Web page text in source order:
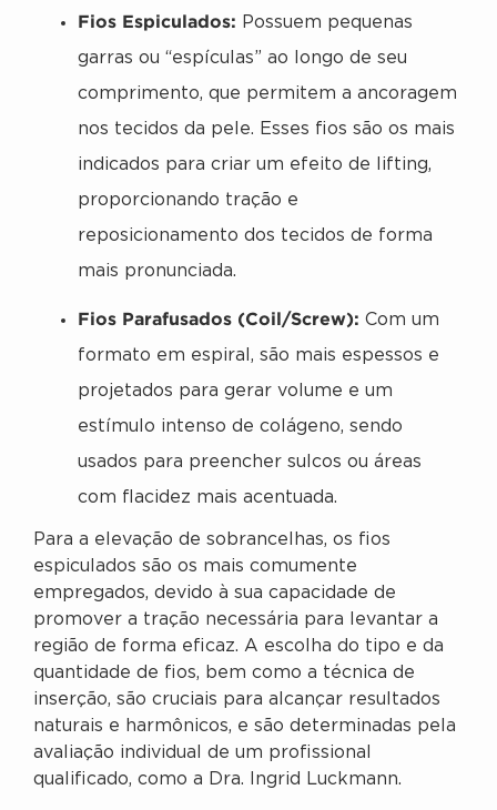
Fios Espiculados: Possuem pequenas
garras ou “espículas” ao longo de seu
comprimento, que permitem a ancoragem
nos tecidos da pele. Esses fios são os mais
indicados para criar um efeito de lifting,
proporcionando tração e
reposicionamento dos tecidos de forma
mais pronunciada.
Fios Parafusados (Coil/Screw): Com um
formato em espiral, são mais espessos e
projetados para gerar volume e um
estímulo intenso de colágeno, sendo
usados para preencher sulcos ou áreas
com flacidez mais acentuada.
Para a elevação de sobrancelhas, os fios
espiculados são os mais comumente
empregados, devido à sua capacidade de
promover a tração necessária para levantar a
região de forma eficaz. A escolha do tipo e da
quantidade de fios, bem como a técnica de
inserção, são cruciais para alcançar resultados
naturais e harmônicos, e são determinadas pela
avaliação individual de um profissional
qualificado, como a Dra. Ingrid Luckmann.